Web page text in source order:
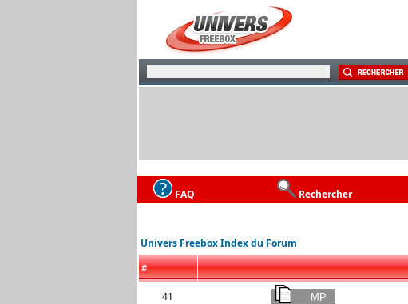
FAQ Rechercher
Univers Freebox Index du Forum
#
41